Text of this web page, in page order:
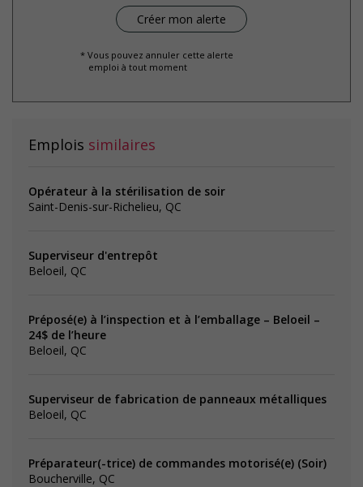
* Vous pouvez annuler cette alerte
emploi à tout moment
Emplois similaires
Opérateur à la stérilisation de soir
Saint-Denis-sur-Richelieu, QC
Superviseur d'entrepôt
Beloeil, QC
Préposé(e) à l’inspection et à l’emballage – Beloeil –
24$ de l’heure
Beloeil, QC
Superviseur de fabrication de panneaux métalliques
Beloeil, QC
Préparateur(-trice) de commandes motorisé(e) (Soir)
Boucherville, QC